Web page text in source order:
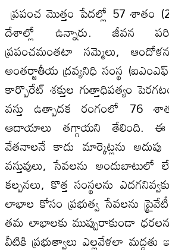
ప్రపంచ మొత్తం పేదల్లో 57 శాతం
దేశాల్లో ఉన్నారు. జీవన
ప్రపంచమంతటా సమ్మెలు,
అంతర్జాతీయ ద్రవ్యనిధి సంస్థ
కార్పొరేట్‌ శక్తుల గుత్తాధిపత్యం
వస్తు ఉత్పాదక రంగంలో 76
ఆదాయాలు తగ్గాయని తేలింది. ఈ
వేతనాలనే కాదు మార్కెట్లను
వస్తువులు, సేవలను
కల్పనలు, కొత్త సంస్థలను
లాభాల కోసం ప్రభుత్వ సేవలను
తమ లాభాలకు ముప్పురాకుండా
వీటికి ప్రభుత్వాలు ఎల్లవేళలా